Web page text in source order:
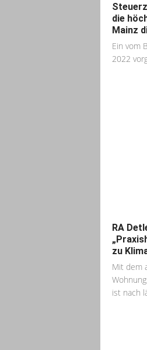
die
Mainz
Ein vom
2022
RA
zu
Mit dem
ist nach